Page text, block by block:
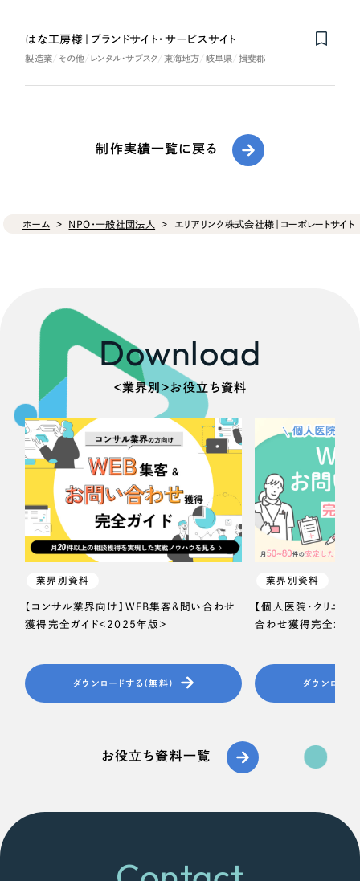
はな工房様｜ブランドサイト・サービスサイト
製造業 その他 レンタル・サブスク 東海地方 岐阜県 揖斐郡
制作実績一覧に戻る
ホーム NPO・一般社団法人 エリアリンク株式会社様｜コーポレートサイト
Download
＜業界別＞お役立ち資料
業界別資料
【コンサル業界向け】WEB集客＆問い合わせ
獲得完全ガイド＜2025年版＞
ダウンロードする（無料）
業界別資料
【個人医院・クリニッ
合わせ獲得完全ガイ
ダウンロード
お役立ち資料一覧